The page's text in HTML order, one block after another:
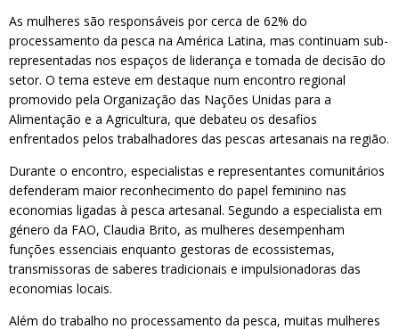
As mulheres são responsáveis ​​por cerca de 62% do
processamento da pesca na América Latina, mas continuam sub-
representadas nos espaços de liderança e tomada de decisão do
setor. O tema esteve em destaque num encontro regional
promovido pela Organização das Nações Unidas para a
Alimentação e a Agricultura, que debateu os desafios
enfrentados pelos trabalhadores das pescas artesanais na região.
Durante o encontro, especialistas e representantes comunitários
defenderam maior reconhecimento do papel feminino nas
economias ligadas à pesca artesanal. Segundo a especialista em
género da FAO, Claudia Brito, as mulheres desempenham
funções essenciais enquanto gestoras de ecossistemas,
transmissoras de saberes tradicionais e impulsionadoras das
economias locais.
Além do trabalho no processamento da pesca, muitas mulheres